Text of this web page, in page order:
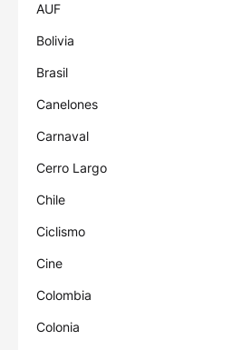
AUF
Bolivia
Brasil
Canelones
Carnaval
Cerro Largo
Chile
Ciclismo
Cine
Colombia
Colonia